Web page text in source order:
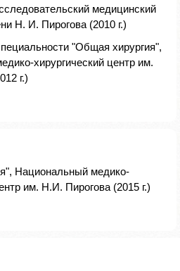
медицинский
Н. И. Пирогова (2010 г.)
"Общая хирургия",
хирургический центр им.
г.)
Национальный медико-
им. Н.И. Пирогова (2015 г.)